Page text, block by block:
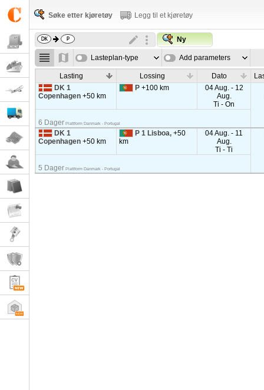
Søke etter kjøretøy Legg til et kjøretøy
Ny
Lasteplan-type Add parameters
Lasting Lossing Dato
DK 1
Copenhagen+50 km
P+100 km
04 Aug. - 12
Aug.
Ti - On
6 Dager Plattform Danmark - Portugal
DK 1
Copenhagen+50 km
P 1 Lisboa,+50
km
04 Aug. - 11
Aug.
Ti - Ti
5 Dager Plattform Danmark - Portugal